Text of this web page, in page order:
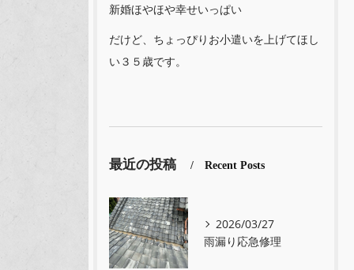
新婚ほやほや幸せいっぱい
だけど、ちょっぴりお小遣いを上げてほし
い３５歳です。
最近の投稿 Recent Posts
2026/03/27
雨漏り応急修理